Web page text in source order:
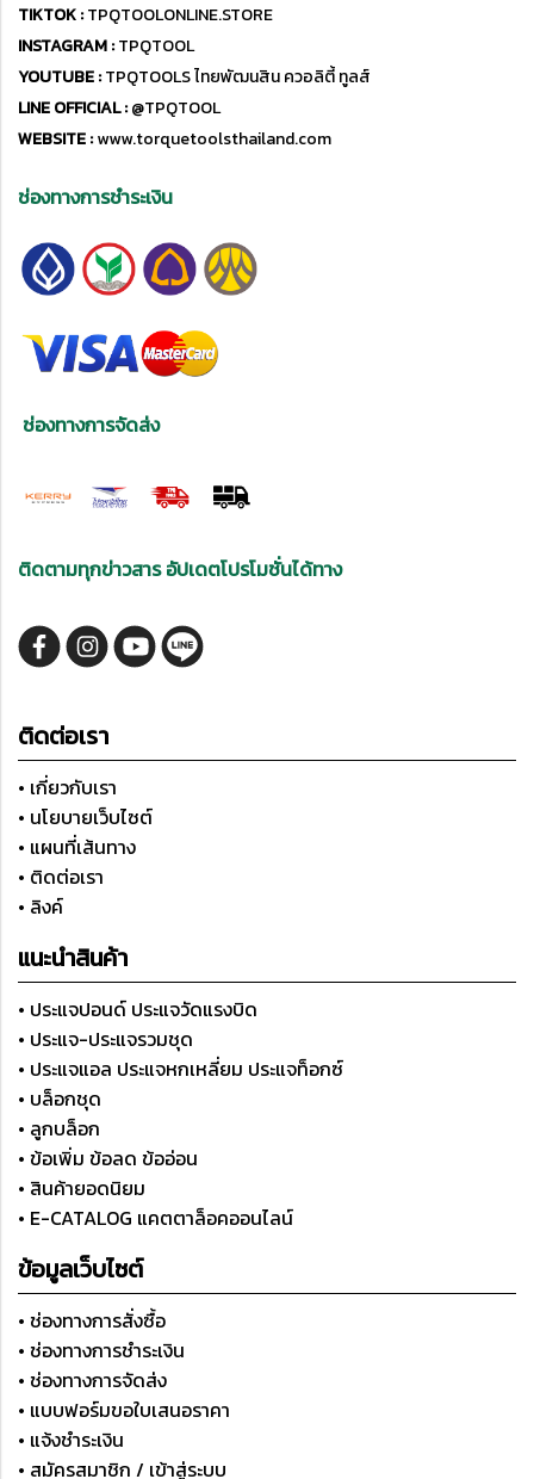
TIKTOK :TPQTOOLONLINE.STORE
INSTAGRAM :TPQTOOL
YOUTUBE :TPQTOOLS ไทยพัฒนสิน ควอลิตี้ ทูลส์
LINE OFFICIAL :@TPQTOOL
WEBSITE :www.torquetoolsthailand.com
ช่องทางการชำระเงิน
ช่องทางการจัดส่ง
ติดตามทุกข่าวสาร อัปเดตโปรโมชั่นได้ทาง
ติดต่อเรา
• เกี่ยวกับเรา
• นโยบายเว็บไซต์
• แผนที่เส้นทาง
• ติดต่อเรา
• ลิงค์
แนะนำสินค้า
• ประแจปอนด์ ประแจวัดแรงบิด
• ประแจ-ประแจรวมชุด
• ประแจแอล ประแจหกเหลี่ยม ประแจท็อกซ์
• บล็อกชุด
• ลูกบล็อก
• ข้อเพิ่ม ข้อลด ข้ออ่อน
• สินค้ายอดนิยม
• E-CATALOG แคตตาล็อคออนไลน์
ข้อมูลเว็บไซต์
• ช่องทางการสั่งซื้อ
• ช่องทางการชำระเงิน
• ช่องทางการจัดส่ง
• แบบฟอร์มขอใบเสนอราคา
• แจ้งชำระเงิน
• สมัครสมาชิก / เข้าสู่ระบบ